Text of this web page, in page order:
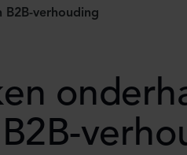
verhouding